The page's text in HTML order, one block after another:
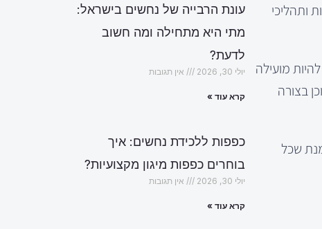
ותהליכי
מועילה
בצורה
שכל
עונת הרבייה של נחשים בישראל:
מתי היא מתחילה ומה חשוב
לדעת?
יולי 30, 2026 אין תגובות
קרא עוד »
כפפות ללכידת נחשים: איך
בוחרים כפפות מיגון מקצועיות?
יולי 30, 2026 אין תגובות
קרא עוד »